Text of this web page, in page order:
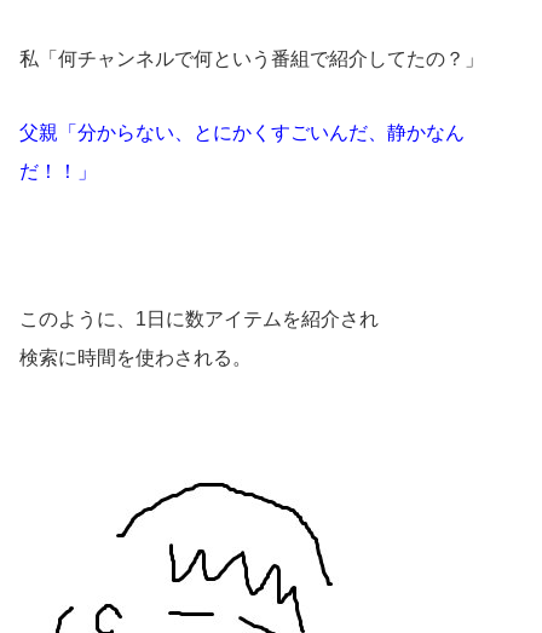
私「何チャンネルで何という番組で紹介してたの？」
父親「分からない、とにかくすごいんだ、静かなん
だ！！」
このように、1日に数アイテムを紹介され
検索に時間を使わされる。